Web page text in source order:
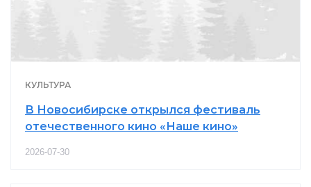
КУЛЬТУРА
В Новосибирске открылся фестиваль
отечественного кино «Наше кино»
2026-07-30